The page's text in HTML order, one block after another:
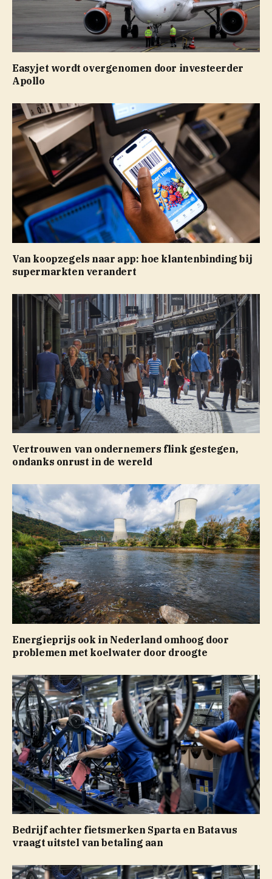
Easyjet wordt overgenomen door investeerder
Apollo
Van koopzegels naar app: hoe klantenbinding bij
supermarkten verandert
Vertrouwen van ondernemers flink gestegen,
ondanks onrust in de wereld
Energieprijs ook in Nederland omhoog door
problemen met koelwater door droogte
Bedrijf achter fietsmerken Sparta en Batavus
vraagt uitstel van betaling aan